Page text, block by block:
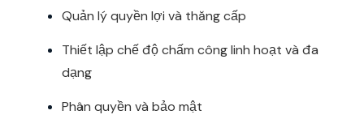
Quản lý quyền lợi và thăng cấp
Thiết lập chế độ chấm công linh hoạt và đa
dạng
Phân quyền và bảo mật